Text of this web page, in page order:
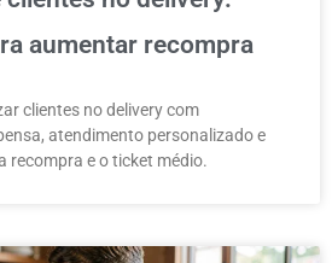
aumentar recompra
clientes no delivery com
atendimento personalizado e
recompra e o ticket médio.